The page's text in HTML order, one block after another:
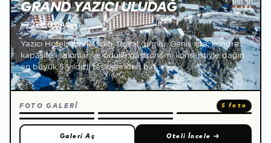
GRAND YAZICI ULUDAĞ
🛏226 ODA🌐
Yazıcı Hotels markasının amiral gemisi. Geniş spa, kongre
kapasiteli salonlar ve ödüllü gastronomi konseptiyle dağın
en büyük 5 yıldızlı tesislerinden biri.
FOTO GALERİ 5 foto
Galeri Aç Oteli İncele →